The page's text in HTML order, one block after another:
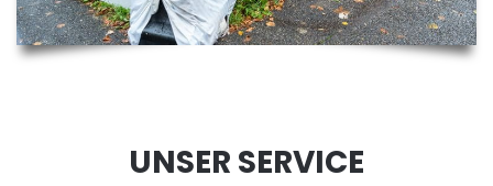
UNSER SERVICE